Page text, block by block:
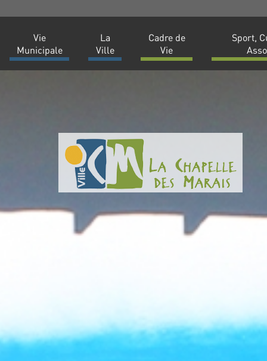
Vie
Municipale
La
Ville
Cadre de
Vie
Sport,